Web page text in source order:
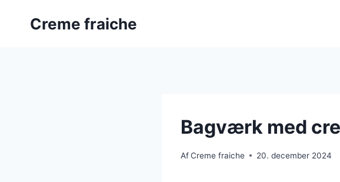
Creme fraiche
Bagværk med
AfCreme fraiche 20. december 2024